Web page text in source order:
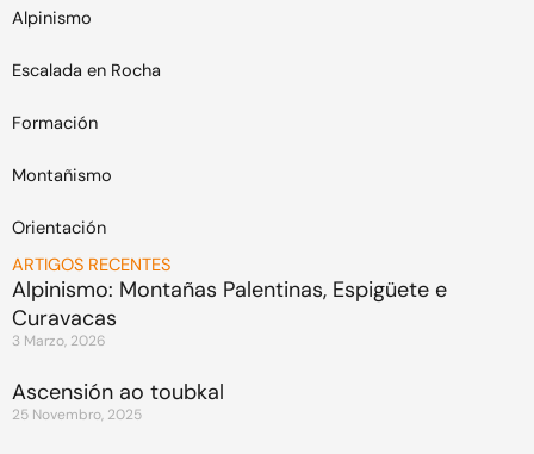
Alpinismo
Escalada en Rocha
Formación
Montañismo
Orientación
ARTIGOS RECENTES
Alpinismo: Montañas Palentinas, Espigüete e
Curavacas
3 Marzo, 2026
Ascensión ao toubkal
25 Novembro, 2025